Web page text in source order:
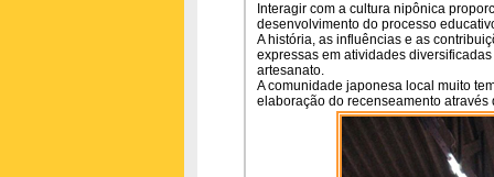
Interagir com a cultura nipônica
desenvolvimento do processo
A história, as influências e as
expressas em atividades
artesanato.
A comunidade japonesa local muito
elaboração do recenseamento através